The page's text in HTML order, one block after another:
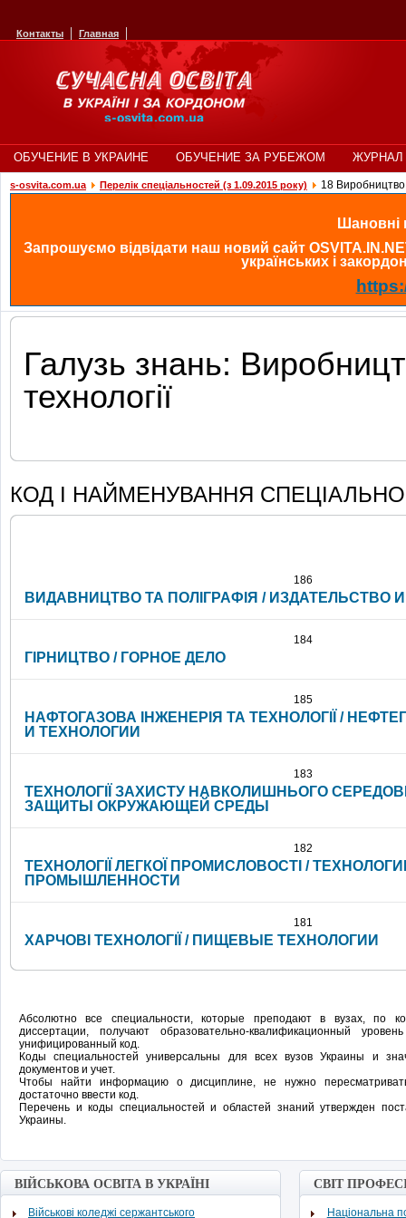
Контакты Главная
ОБУЧЕНИЕ В УКРАИНЕ ОБУЧЕНИЕ ЗА РУБЕЖОМ ЖУРНАЛ
s-osvita.com.ua Перелік спеціальностей (з 1.09.2015 року) 18 Виробництво
Шановні
Запрошуємо відвідати наш новий сайт
українських і
Галузь знань:
технології
КОД І НАЙМЕНУВАННЯ
186
ВИДАВНИЦТВО ТА ПОЛІГРАФІЯ / ИЗДАТЕЛЬСТВО
184
ГІРНИЦТВО / ГОРНОЕ ДЕЛО
185
НАФТОГАЗОВА ІНЖЕНЕРІЯ ТА ТЕХНОЛОГІЇ /
И ТЕХНОЛОГИИ
183
ТЕХНОЛОГІЇ ЗАХИСТУ НАВКОЛИШНЬОГО
ЗАЩИТЫ ОКРУЖАЮЩЕЙ СРЕДЫ
182
ТЕХНОЛОГІЇ ЛЕГКОЇ ПРОМИСЛОВОСТІ /
ПРОМЫШЛЕННОСТИ
181
ХАРЧОВІ ТЕХНОЛОГІЇ / ПИЩЕВЫЕ ТЕХНОЛОГИИ
Абсолютно все специальности, которые преподают в вузах, по
диссертации, получают образовательно-квалификационный
унифицированный код.
Коды специальностей универсальны для всех вузов Украины и
документов и учет.
Чтобы найти информацию о дисциплине, не нужно
достаточно ввести код.
Перечень и коды специальностей и областей знаний утвержден
Украины.
ВІЙСЬКОВА ОСВІТА В УКРАЇНІ
Військові коледжі сержантського
СВІТ
Національна